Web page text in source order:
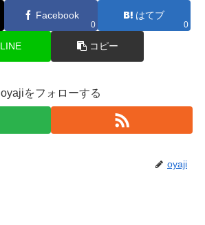
Facebook
0
はてブ
0
LINE コピー
oyajiをフォローする
oyaji